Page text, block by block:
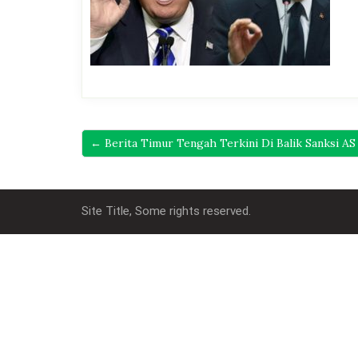
← Berita Timur Tengah Terkini Di Balik Sanksi
Site Title, Some rights reserved.